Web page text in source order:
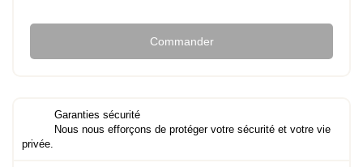
Commander
Garanties sécurité
Nous nous efforçons de protéger votre sécurité et votre vie
privée.